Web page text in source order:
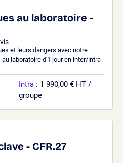
au laboratoire -
et leurs dangers avec notre
laboratoire d'1 jour en inter/intra
Intra : 1 990,00 € HT /
groupe
- CFR.27